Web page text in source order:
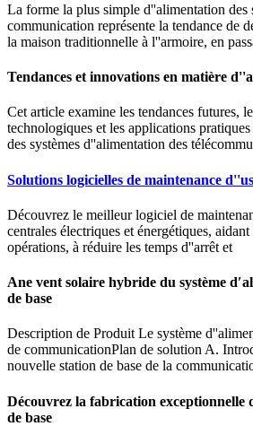
La forme la plus simple d''alimentation des
communication représente la tendance de
la maison traditionnelle à l''armoire, en
Tendances et innovations en matière
Cet article examine les tendances futures,
technologiques et les applications
des systèmes d''alimentation des
Solutions logicielles de maintenance
Découvrez le meilleur logiciel de
centrales électriques et énergétiques,
opérations, à réduire les temps d''arrêt et
Ane vent solaire hybride du système
de base
Description de Produit Le système
de communicationPlan de solution A.
nouvelle station de base de la
Découvrez la fabrication exceptionnelle
de base